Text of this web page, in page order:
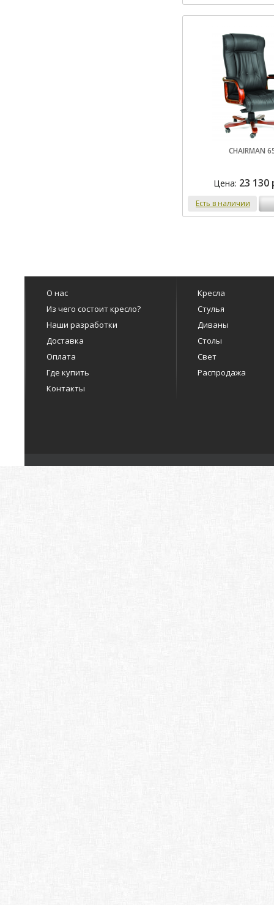
CHAIRMAN
Цена: 23 130
Есть в наличии
О нас
Из чего состоит кресло?
Наши разработки
Доставка
Оплата
Где купить
Контакты
Кресла
Стулья
Диваны
Столы
Свет
Распродажа